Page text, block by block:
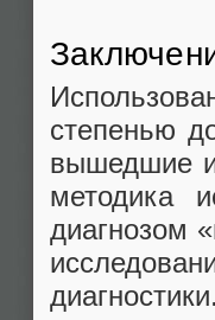
степенью
вышедшие
методика
диагнозом